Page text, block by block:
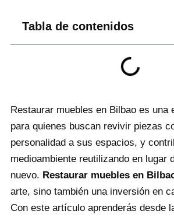
Tabla de contenidos
Restaurar muebles en Bilbao es una
para quienes buscan revivir piezas
personalidad a sus espacios, y
medioambiente reutilizando en lugar
nuevo. Restaurar muebles en
arte, sino también una inversión en
Con este artículo aprenderás desde